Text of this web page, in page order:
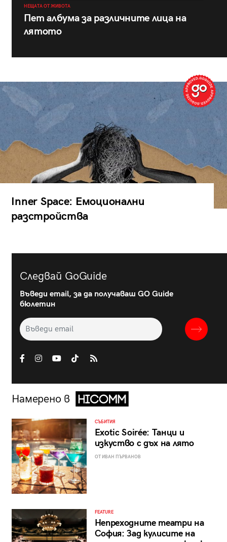
НЕЩАТА ОТ ЖИВОТА
Пет албума за различните лица на
лятото
Inner Space: Емоционални
разстройства
Следвай GoGuide
Въведи email, за да получаваш GO Guide
бюлетин
Намерено в
СЪБИТИЯ
Exotic Soirée: Танци и
изкуство с дъх на лято
ОТ ИВАН ПЪРВАНОВ
FEATURE
Непреходните театри на
София: Зад кулисите на